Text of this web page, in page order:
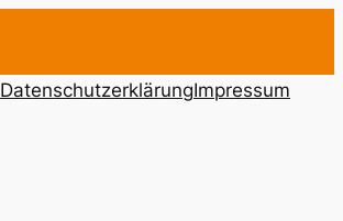
DatenschutzerklärungImpressum